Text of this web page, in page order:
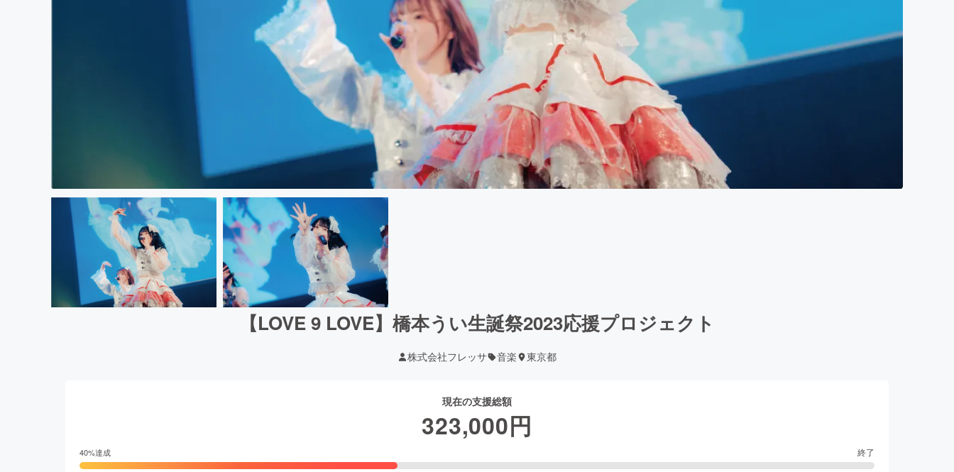
【LOVE 9 LOVE】橋本うい生誕祭2023応援プロジェクト
株式会社フレッサ 音楽 東京都
現在の支援総額
323,000円
40%達成 終了